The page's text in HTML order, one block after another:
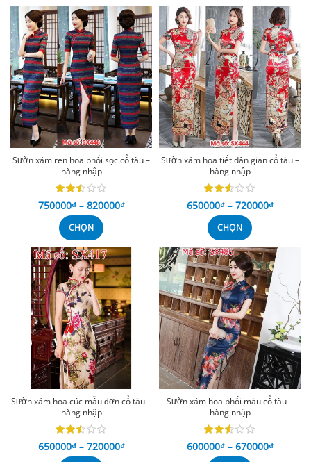
Sườn xám ren hoa phối sọc cổ tàu –
hàng nhập
750000₫ – 820000₫
CHỌN
Sườn xám họa tiết dân gian cổ tàu –
hàng nhập
650000₫ – 720000₫
CHỌN
Sườn xám hoa cúc mẫu đơn cổ tàu –
hàng nhập
650000₫ – 720000₫
Sườn xám hoa phối màu cổ tàu –
hàng nhập
600000₫ – 670000₫